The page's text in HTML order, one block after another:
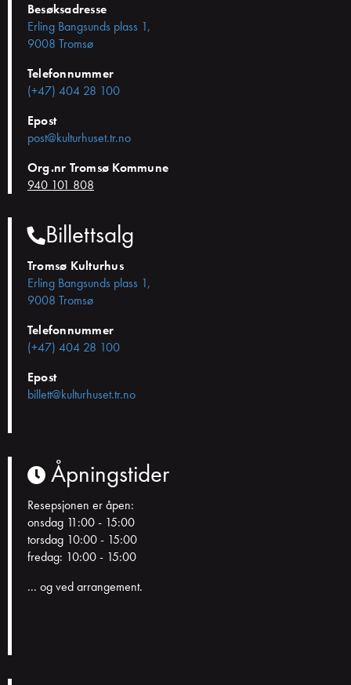
Besøksadresse
Erling Bangsunds plass 1,
9008 Tromsø
Telefonnummer
(+47) 404 28 100
Epost
post@kulturhuset.tr.no
Org.nr Tromsø Kommune
940 101 808
Billettsalg
Tromsø Kulturhus
Erling Bangsunds plass 1,
9008 Tromsø
Telefonnummer
(+47) 404 28 100
Epost
billett@kulturhuset.tr.no
Åpningstider
Resepsjonen er åpen:
onsdag 11:00 - 15:00
torsdag 10:00 - 15:00
fredag: 10:00 - 15:00
... og ved arrangement.